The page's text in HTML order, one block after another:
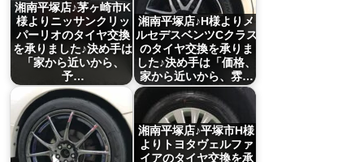
湘南平塚店♪茅ヶ崎市K
様よりニッサンクリッ
パーリオのタイヤ交換
を承りました♪決め手は
「家から近いから、
予…
湘南平塚店♪H様よりメ
ルセデスベンツCクラス
のタイヤ交換を承りま
した♪決め手は「価格、
家から近いから、雰…
湘南平塚店♪平塚市H様
よりトヨタヴェルファ
イアのタイヤ交換を承